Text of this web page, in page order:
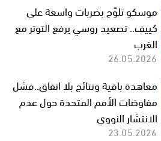
موسكو تلوّح بضربات واسعة على
كييف.. تصعيد روسي يرفع التوتر مع
الغرب
26.05.2026
معاهدة باقية ونتائج بلا اتفاق..فشل
مفاوضات الأمم المتحدة حول عدم
الانتشار النووي
23.05.2026